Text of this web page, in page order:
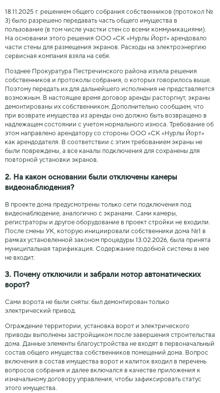
18.11.2025 г. решением общего собрания собственников (протокол №
3) было разрешено передавать часть общего имущества в
пользование (в том числе участки стен со всеми коммуникациями).
На основании этого решения ООО «СК «Нурлы Йорт» арендовало
части стены для размещения экранов. Расходы на электроэнергию
сервисная компания взяла на себя.
Позднее Прокуратура Пестречинского района изъяла решения
собственников и протоколы собрания, о которых говорилось выше.
Поэтому передать их для дальнейшего исполнения не представляется
возможным. В настоящее время договор аренды расторгнут, экраны
демонтированы их собственником. Дополнительно сообщаем, что
при возврате имущества из аренды оно должно быть возвращено в
надлежащем состоянии с учетом нормального износа. Требование об
этом направлено арендатору со стороны ООО «СК «Нурлы Йорт»
как арендодателя. В соответствии с этим требованием экраны не
были повреждены, а все каналы подключения для сохранены для
повторной установки экранов.
2. На каком основании были отключены камеры
видеонаблюдения?
В проекте дома предусмотрены только сети подключения под
видеонаблюдение, аналогично с экранами. Сами камеры,
регистраторы и другое оборудование в проект стройки не входили.
После смены УК, которую инициировали собственники дома №1 в
рамках установленной законом процедуры 13.02.2026, была принята
муниципальная тарификация. Содержание подобной системы в нее
не входит.
3. Почему отключили и забрали мотор автоматических
ворот?
Сами ворота не были сняты: был демонтирован только
электрический привод.
Ограждение территории, установка ворот и электрического
приводы выполнены застройщиком после завершения строительства
дома. Данные элементы благоустройства не входят в первоначальный
состав общего имущества собственников помещений дома. Вопрос
включения в состав имущества ворот и калиток входил в перечень
вопросов собрания и далее включался в качестве приложения к
изначальному договору управления, чтобы зафиксировать статус
этого имущества.